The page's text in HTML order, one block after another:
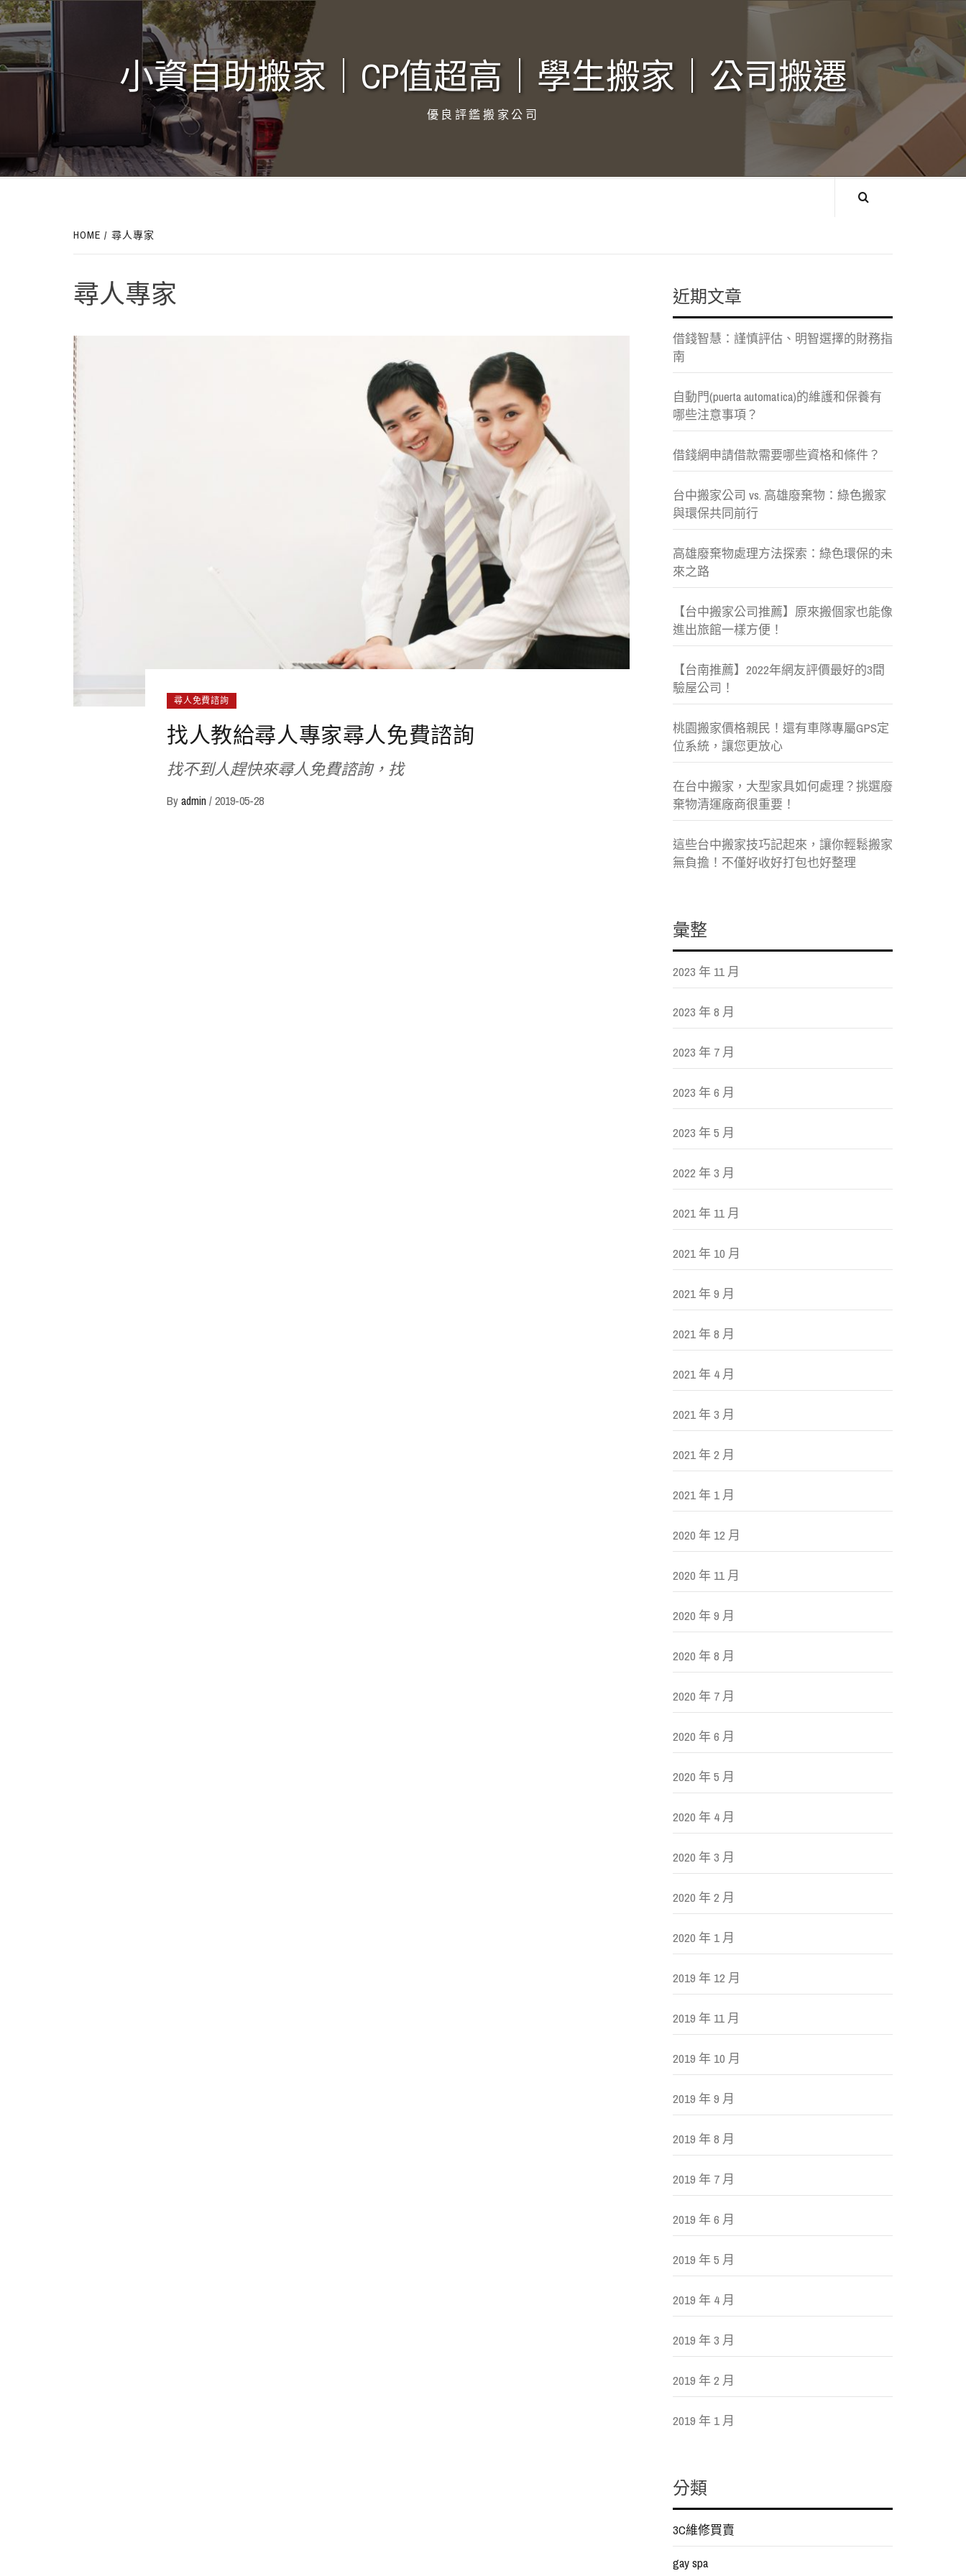
Skip
to
content
小資自助搬家｜CP值超高｜學生搬家｜公司搬遷‎
優良評鑑搬家公司
HOME 尋人專家
尋人專家
尋人免費諮詢
找人教給尋人專家尋人免費諮詢
找不到人趕快來尋人免費諮詢，找
Byadmin /2019-05-28
近期文章
借錢智慧：謹慎評估、明智選擇的財務指
南
自動門(puerta automatica)的維護和保養有
哪些注意事項？
借錢網申請借款需要哪些資格和條件？
台中搬家公司 vs. 高雄廢棄物：綠色搬家
與環保共同前行
高雄廢棄物處理方法探索：綠色環保的未
來之路
【台中搬家公司推薦】原來搬個家也能像
進出旅館一樣方便！
【台南推薦】2022年網友評價最好的3間
驗屋公司！
桃園搬家價格親民！還有車隊專屬GPS定
位系統，讓您更放心
在台中搬家，大型家具如何處理？挑選廢
棄物清運廠商很重要！
這些台中搬家技巧記起來，讓你輕鬆搬家
無負擔！不僅好收好打包也好整理
彙整
2023 年 11 月
2023 年 8 月
2023 年 7 月
2023 年 6 月
2023 年 5 月
2022 年 3 月
2021 年 11 月
2021 年 10 月
2021 年 9 月
2021 年 8 月
2021 年 4 月
2021 年 3 月
2021 年 2 月
2021 年 1 月
2020 年 12 月
2020 年 11 月
2020 年 9 月
2020 年 8 月
2020 年 7 月
2020 年 6 月
2020 年 5 月
2020 年 4 月
2020 年 3 月
2020 年 2 月
2020 年 1 月
2019 年 12 月
2019 年 11 月
2019 年 10 月
2019 年 9 月
2019 年 8 月
2019 年 7 月
2019 年 6 月
2019 年 5 月
2019 年 4 月
2019 年 3 月
2019 年 2 月
2019 年 1 月
分類
3C維修買賣
gay spa